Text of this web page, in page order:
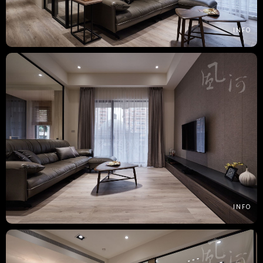
INFO
INFO